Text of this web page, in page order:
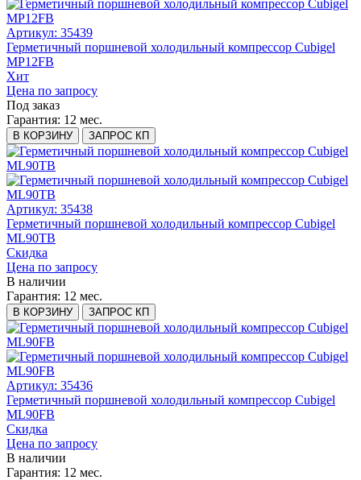
Артикул: 35439
Герметичный поршневой холодильный компрессор Cubigel
MP12FB
Хит
Цена по запросу
Под заказ
Гарантия: 12 мес.
В КОРЗИНУ ЗАПРОС КП
Артикул: 35438
Герметичный поршневой холодильный компрессор Cubigel
ML90TB
Скидка
Цена по запросу
В наличии
Гарантия: 12 мес.
В КОРЗИНУ ЗАПРОС КП
Артикул: 35436
Герметичный поршневой холодильный компрессор Cubigel
ML90FB
Скидка
Цена по запросу
В наличии
Гарантия: 12 мес.